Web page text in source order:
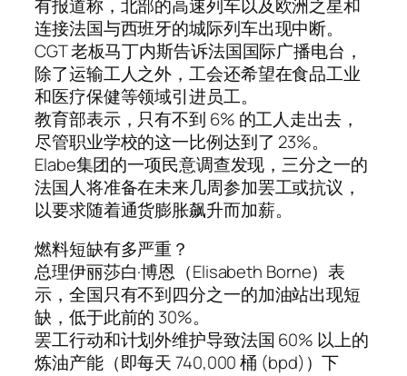
有报道称，北部的高速列车以及欧洲之星和
连接法国与西班牙的城际列车出现中断。
CGT 老板马丁内斯告诉法国国际广播电台，
除了运输工人之外，工会还希望在食品工业
和医疗保健等领域引进员工。
教育部表示，只有不到 6% 的工人走出去，
尽管职业学校的这一比例达到了 23%。
Elabe集团的一项民意调查发现，三分之一的
法国人将准备在未来几周参加罢工或抗议，
以要求随着通货膨胀飙升而加薪。
燃料短缺有多严重？
总理伊丽莎白·博恩（Elisabeth Borne）表
示，全国只有不到四分之一的加油站出现短
缺，低于此前的 30%。
罢工行动和计划外维护导致法国 60% 以上的
炼油产能（即每天 740,000 桶 (bpd)）下